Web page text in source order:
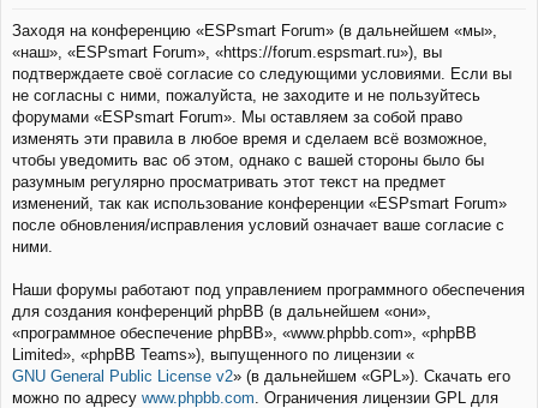
Заходя на конференцию «ESPsmart Forum» (в дальнейшем «мы»,
«наш», «ESPsmart Forum», «https://forum.espsmart.ru»), вы
подтверждаете своё согласие со следующими условиями. Если вы
не согласны с ними, пожалуйста, не заходите и не пользуйтесь
форумами «ESPsmart Forum». Мы оставляем за собой право
изменять эти правила в любое время и сделаем всё возможное,
чтобы уведомить вас об этом, однако с вашей стороны было бы
разумным регулярно просматривать этот текст на предмет
изменений, так как использование конференции «ESPsmart Forum»
после обновления/исправления условий означает ваше согласие с
ними.
Наши форумы работают под управлением программного обеспечения
для создания конференций phpBB (в дальнейшем «они»,
«программное обеспечение phpBB», «www.phpbb.com», «phpBB
Limited», «phpBB Teams»), выпущенного по лицензии «
GNU General Public License v2» (в дальнейшем «GPL»). Скачать его
можно по адресу www.phpbb.com . Ограничения лицензии GPL для